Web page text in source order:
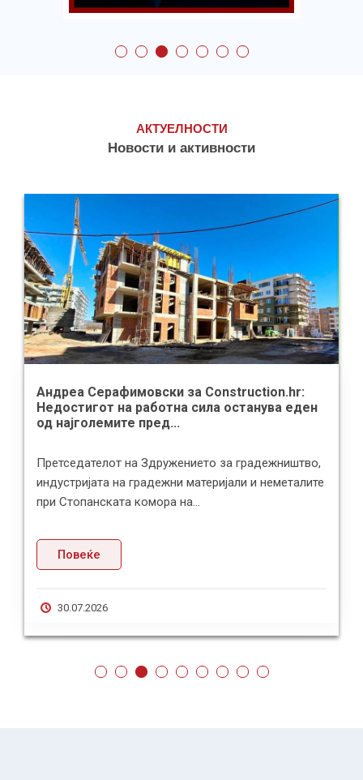
Совет за
високото
образование
АКТУЕЛНОСТИ
Новости и активности
Андреа Серафимовски за Construction.hr:
Недостигот на работна сила останува еден
од најголемите пред...
Претседателот на Здружението за градежништво,
индустријата на градежни материјали и неметалите
при Стопанската комора на...
Повеќе
30.07.2026